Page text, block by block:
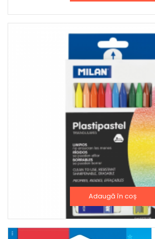
CREIOANE COLORATE CERATE
14,00
Adaugă în coș